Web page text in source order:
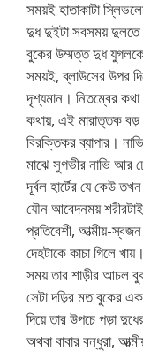
সময়ই হাতাকাটা
দুধ দুইটা সবসময় দুলতে
বুকের উম্মত্ত দুধ
সময়ই, ব্লাউসের উপর
দৃশ্যমান। নিতম্বের
কথায়, এই মারাত্তক বড়
বিরক্তিকর ব্যাপার।
মাঝে সুগভীর নাভি আর
দূর্বল হার্টের যে কেউ
যৌন আবেদনময় শরীরটাই
প্রতিবেশী, আত্মীয়-
দেহটাকে কাচা গিলে
সময় তার শাড়ীর আচল
সেটা দড়ির মত বুকের
দিয়ে তার উপচে পড়া
অথবা বাবার বন্ধুরা,